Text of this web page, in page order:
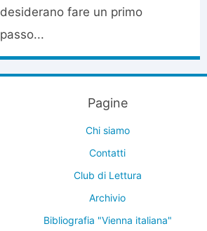
desiderano fare un primo
passo...
Pagine
Chi siamo
Contatti
Club di Lettura
Archivio
Bibliografia "Vienna italiana"